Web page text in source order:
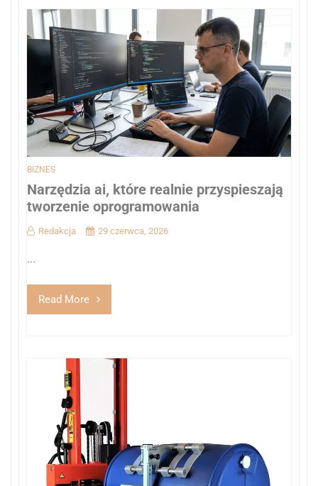
BIZNES
Narzędzia ai, które realnie przyspieszają
tworzenie oprogramowania
Redakcja 29 czerwca, 2026
...
Read More